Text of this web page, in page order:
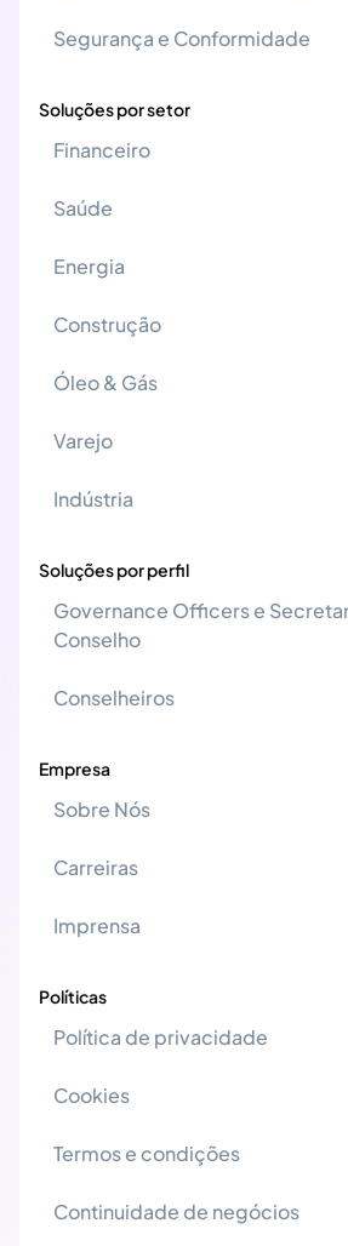
Segurança e Conformidade
Soluções por setor
Financeiro
Saúde
Energia
Construção
Óleo & Gás
Varejo
Indústria
Soluções por perfil
Governance Officers e
Conselho
Conselheiros
Empresa
Sobre Nós
Carreiras
Imprensa
Políticas
Política de privacidade
Cookies
Termos e condições
Continuidade de negócios